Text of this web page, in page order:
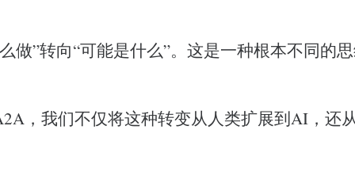
做”转向“可能是什么”。这是一种根本不同的
，我们不仅将这种转变从人类扩展到AI，还